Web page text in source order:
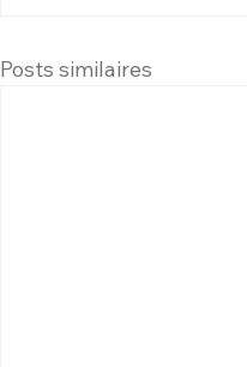
Posts similaires